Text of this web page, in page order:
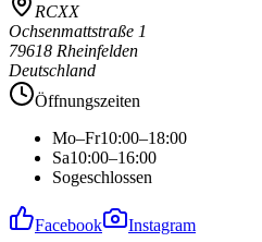
RCXX
Ochsenmattstraße 1
79618 Rheinfelden
Deutschland
Öffnungszeiten
Mo–Fr10:00–18:00
Sa10:00–16:00
Sogeschlossen
Facebook Instagram